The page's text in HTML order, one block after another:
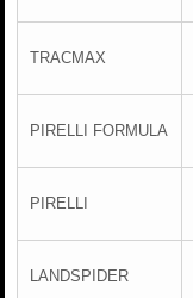
TRACMAX
PIRELLI FORMULA
PIRELLI
LANDSPIDER